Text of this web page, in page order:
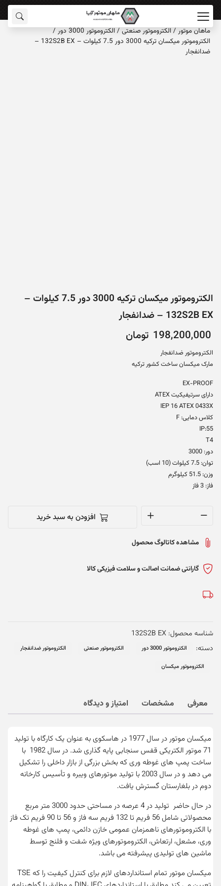
ماهان‌ موتور /الکتروموتور صنعتی/الکتروموتور 3000 دور
/
الکتروموتور میکسان ترکیه 3000 دور 7.5 کیلوات – 132S2B EX –
ضدانفجار
الکتروموتور میکسان ترکیه 3000 دور 7.5 کیلوات –
132S2B EX – ضدانفجار
198,200,000 تومان
الکتروموتور ضدانفجار
مارک میکسان ساخت کشور ترکیه
EX-PROOF
دارای سرتیفیکیت ATEX
IEP 16 ATEX 0433X
کلاس دمایی: F
IP:55
T4
دور: 3000
توان: 7.5 کیلوات (10 اسب)
وزن: 51.5 کیلوگرم
فاز: 3 فاز
ترکیه
دور
کیلوات
ضدانفجار
عدد
افزودن به سبد خرید
مشاهده کاتالوگ محصول
گارانتی ضمانت اصالت و سلامت فیزیکی کالا
شناسه محصول: 132S2B EX
دسته:
الکتروموتور 3000 دور الکتروموتور صنعتی الکتروموتور ضدانفجار
الکتروموتور میکسان
معرفی مشخصات امتیاز و دیدگاه
میکسان موتور در سال 1977 در هاسکوی به عنوان یک کارگاه با تولید
71 موتور الکتریکی قفس سنجابی پایه گذاری شد. در سال 1982 با
ساخت پمپ های غوطه وری که بخش بزرگی از بازار داخلی را تشکیل
می دهد و در سال 2003 با تولید موتورهای ویبره و تأسیس کارخانه
دوم در بلغارستان گسترش یافت.
در حال حاضر تولید در 4 عرصه در مساحتی حدود 3000 متر مربع
محصولاتی شامل 56 فریم تا 132 فریم سه فاز و 56 تا 90 فریم تک فاز
با الکتروموتورهای ناهمزمان عمومی خازن دائمی، پمپ های غوطه
وری، مشعل، ارتعاش، الکتروموتورهای ویژه شفت و فلنج توسط
ماشین های تولیدی پیشرفته می باشد.
میکسان موتور تمام استانداردهای لازم برای کنترل کیفیت را که TSE